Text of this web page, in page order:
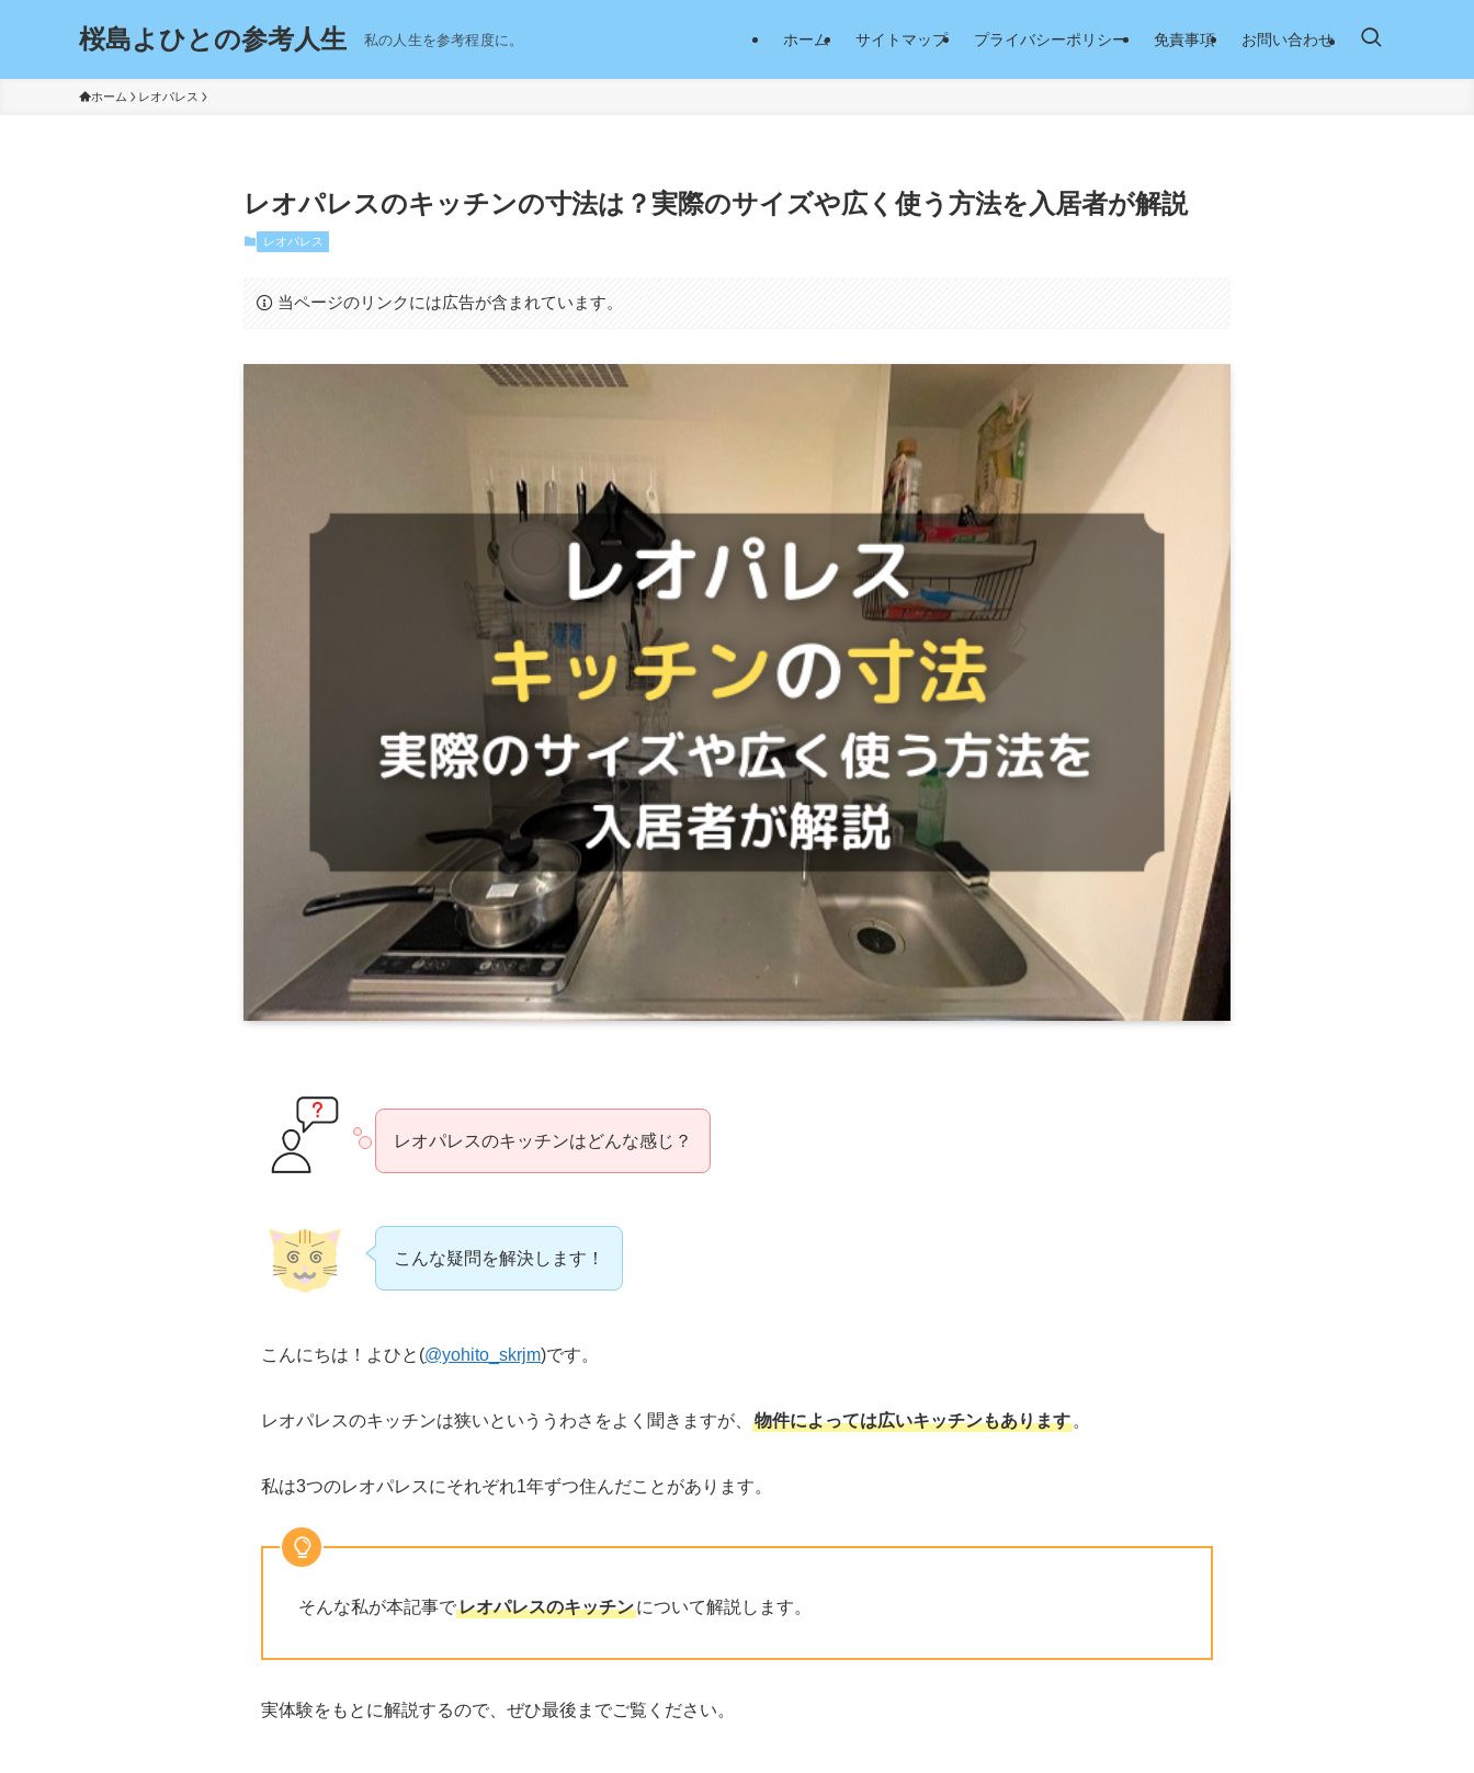
桜島よひとの参考人生 私の人生を参考程度に。 ホーム サイトマップ プライバシーポリシー 免責事項 お問い合わせ
ホーム レオパレス
レオパレスのキッチンの寸法は？実際のサイズや広く使う方法を入居者が解説
レオパレス
当ページのリンクには広告が含まれています。
レオパレスのキッチンはどんな感じ？
こんな疑問を解決します！
こんにちは！よひと(@yohito_skrjm)です。
レオパレスのキッチンは狭いといううわさをよく聞きますが、 物件によっては広いキッチンもあります 。
私は3つのレオパレスにそれぞれ1年ずつ住んだことがあります。
そんな私が本記事でレオパレスのキッチンについて解説します。
実体験をもとに解説するので、ぜひ最後までご覧ください。